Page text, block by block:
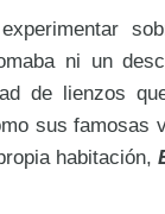
ni un
de lienzos
sus famosas
habitación,